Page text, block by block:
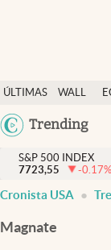
ÚLTIMAS
NOTICIAS
WALL
DÓLAR
Trending
Finanzas y economía
Wall Street y dólar
Inmigración
S&P 500 INDEX
7723,55
-0.17%
Cronista USA
Magnate